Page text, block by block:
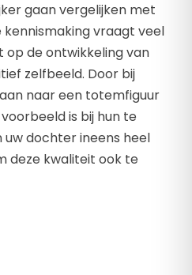
gaan vergelijken met
kennismaking vraagt veel
op de ontwikkeling van
zelfbeeld. Door bij
naar een totemfiguur
is bij hun te
dochter ineens heel
deze kwaliteit ook te